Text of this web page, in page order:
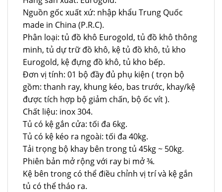
Nguồn gốc xuất xứ: nhập khẩu Trung Quốc
made in China (P.R.C).
Phân loại: tủ đồ khô Eurogold, tủ đồ khô thông
minh, tủ dự trữ đồ khô, kệ tủ đồ khô, tủ kho
Eurogold, kệ đựng đồ khô, tủ kho bếp.
Đơn vị tính: 01 bộ đầy đủ phụ kiện ( trọn bộ
gồm: thanh ray, khung kéo, bas trước, khay/kệ
được tích hợp bộ giảm chấn, bộ ốc vít ).
Chất liệu: inox 304.
Tủ có kệ gắn cửa: tối đa 6kg.
Tủ có kệ kéo ra ngoài: tối đa 40kg.
Tải trọng bộ khay bên trong tủ 45kg ~ 50kg.
Phiên bản mở rộng với ray bi mở ¾.
Kệ bên trong có thể điều chỉnh vị trí và kệ gắn
tủ có thể tháo ra.